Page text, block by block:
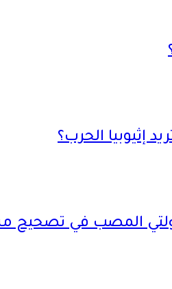
دولتي المصب في تصحيح